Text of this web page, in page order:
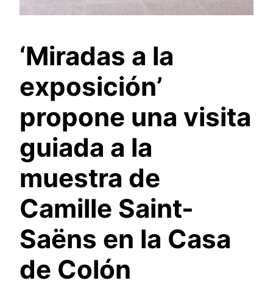
‘Miradas a la
exposición’
propone una visita
guiada a la
muestra de
Camille Saint-
Saëns en la Casa
de Colón